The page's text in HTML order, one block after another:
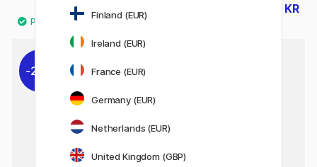
34 KR
20%
Finland (EUR)
Ireland (EUR)
France (EUR)
Germany (EUR)
Netherlands (EUR)
United Kingdom (GBP)